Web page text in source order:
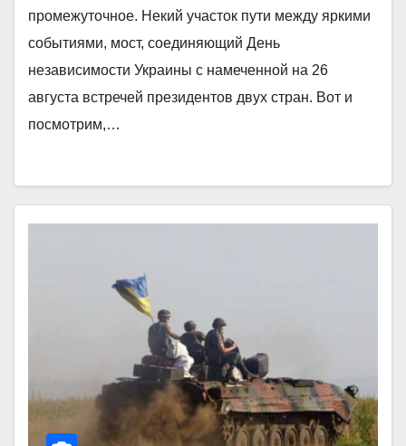
промежуточное. Некий участок пути между яркими
событиями, мост, соединяющий День
независимости Украины с намеченной на 26
августа встречей президентов двух стран. Вот и
посмотрим,…